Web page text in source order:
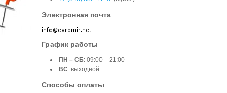
Электронная почта
График работы
ПН – СБ: 09:00 – 21:00
ВС: выходной
Способы оплаты